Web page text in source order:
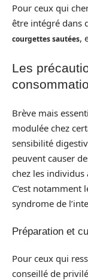
Pour ceux qui
être intégré dans
courgettes sautées,
Les
Brève mais
modulée chez
sensibilité
peuvent causer
chez les individus
C’est notamment
syndrome de
Préparation et
Pour ceux qui
conseillé de